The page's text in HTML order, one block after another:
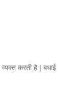
व्यक्त करती है | बधाई